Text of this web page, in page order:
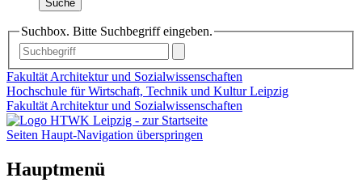
Suche
Suchbox. Bitte Suchbegriff eingeben.
Fakultät Architektur und Sozialwissenschaften
Hochschule für Wirtschaft, Technik und Kultur Leipzig
Fakultät Architektur und Sozialwissenschaften
Seiten Haupt-Navigation überspringen
Hauptmenü